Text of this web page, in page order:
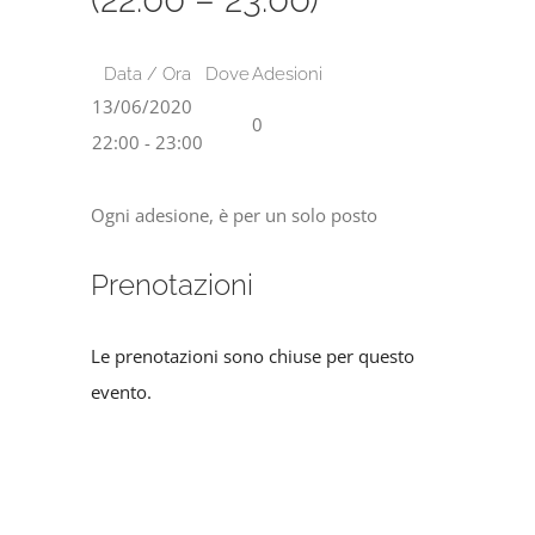
Data / Ora DoveAdesioni
13/06/2020
22:00 - 23:00
0
Ogni adesione, è per un solo posto
Prenotazioni
Le prenotazioni sono chiuse per questo
evento.